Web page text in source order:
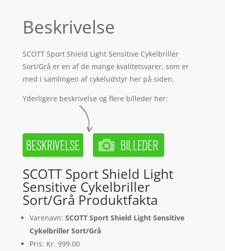
Beskrivelse
SCOTT Sport Shield Light Sensitive Cykelbriller
Sort/Grå er en af de mange kvalitetsvarer, som er
med i samlingen af cykeludstyr her på siden.
Yderligere beskrivelse og flere billeder her:
SCOTT Sport Shield Light
Sensitive Cykelbriller
Sort/Grå Produktfakta
Varenavn: SCOTT Sport Shield Light Sensitive
Cykelbriller Sort/Grå
Pris: Kr. 999.00